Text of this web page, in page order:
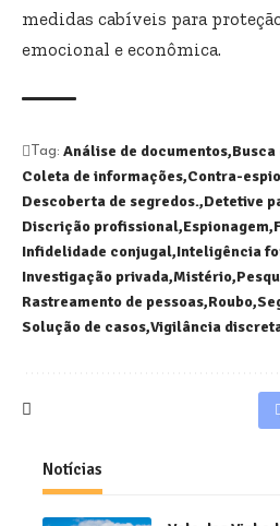
medidas cabíveis para
emocional e econômica.
Tag: Análise de documentos Busca
Coleta de informações Contra-
Descoberta de segredos. Detetive
Discrição profissional Espionagem
Infidelidade conjugal Inteligência
Investigação privada Mistério
Rastreamento de pessoas Roubo
Solução de casos Vigilância
Notícias